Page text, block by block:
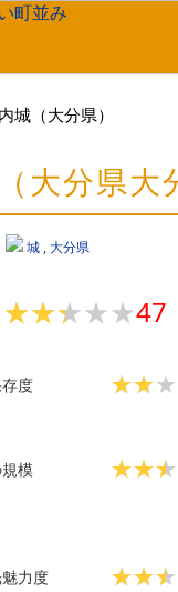
城（大分県）
大分県大
城 ,大分県
★★★★★
★★★★★47
度
模
力度